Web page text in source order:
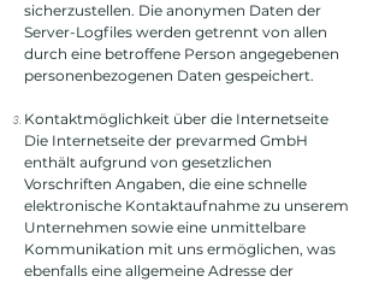
sicherzustellen. Die anonymen Daten der
Server-Logfiles werden getrennt von allen
durch eine betroffene Person angegebenen
personenbezogenen Daten gespeichert.
Kontaktmöglichkeit über die Internetseite
Die Internetseite der prevarmed GmbH
enthält aufgrund von gesetzlichen
Vorschriften Angaben, die eine schnelle
elektronische Kontaktaufnahme zu unserem
Unternehmen sowie eine unmittelbare
Kommunikation mit uns ermöglichen, was
ebenfalls eine allgemeine Adresse der